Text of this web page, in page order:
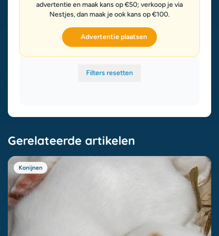
advertentie en maak kans op €50; verkoop je via
Nestjes, dan maak je ook kans op €100.
Advertentie plaatsen
Filters resetten
Gerelateerde artikelen
Konijnen